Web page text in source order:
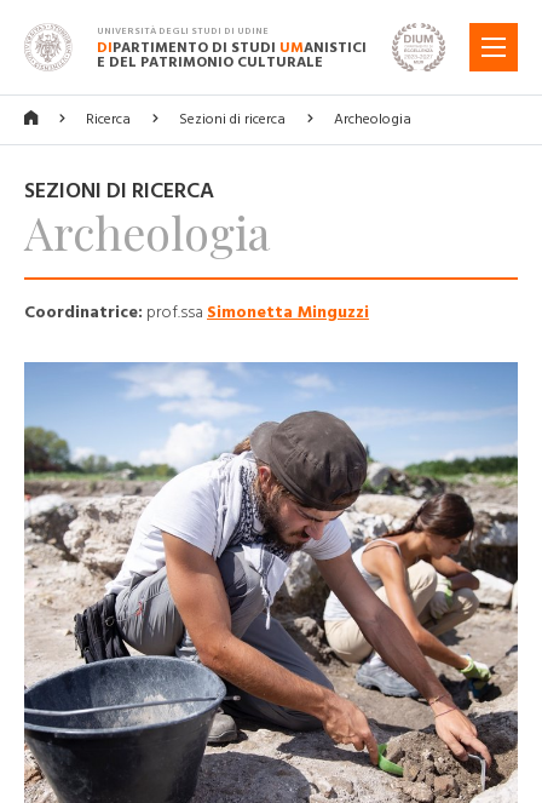
UNIVERSITÀ DEGLI STUDI DI UDINE
DIPARTIMENTO DI STUDI UMANISTICI
E DEL PATRIMONIO CULTURALE
MENU
Ricerca Sezioni di ricerca Archeologia
SEZIONI DI RICERCA
Archeologia
Coordinatrice: prof.ssa Simonetta Minguzzi